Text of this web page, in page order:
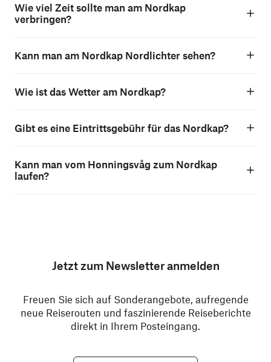
Wie viel Zeit sollte man am Nordkap
verbringen?
Kann man am Nordkap Nordlichter sehen?
Wie ist das Wetter am Nordkap?
Gibt es eine Eintrittsgebühr für das Nordkap?
Kann man vom Honningsvåg zum Nordkap
laufen?
Jetzt zum Newsletter anmelden
Freuen Sie sich auf Sonderangebote, aufregende
neue Reiserouten und faszinierende Reiseberichte
direkt in Ihrem Posteingang.